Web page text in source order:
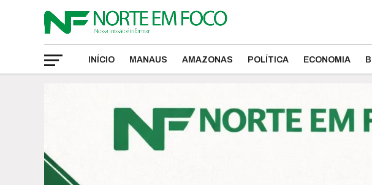
INÍCIO MANAUS AMAZONAS POLÍTICA ECONOMIA